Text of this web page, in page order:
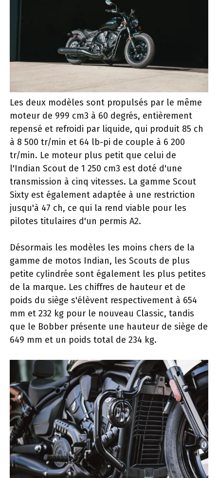
Les deux modèles sont propulsés par le même
moteur de 999 cm3 à 60 degrés, entièrement
repensé et refroidi par liquide, qui produit 85 ch
à 8 500 tr/min et 64 lb-pi de couple à 6 200
tr/min. Le moteur plus petit que celui de
l'Indian Scout de 1 250 cm3 est doté d'une
transmission à cinq vitesses. La gamme Scout
Sixty est également adaptée à une restriction
jusqu'à 47 ch, ce qui la rend viable pour les
pilotes titulaires d'un permis A2.
Désormais les modèles les moins chers de la
gamme de motos Indian, les Scouts de plus
petite cylindrée sont également les plus petites
de la marque. Les chiffres de hauteur et de
poids du siège s'élèvent respectivement à 654
mm et 232 kg pour le nouveau Classic, tandis
que le Bobber présente une hauteur de siège de
649 mm et un poids total de 234 kg.